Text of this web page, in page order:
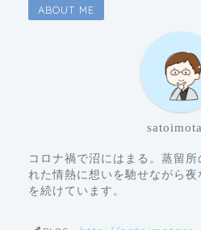
ABOUT ME
コロナ禍で沼にはまる。蒸留
れた情熱に想いを馳せながら
を続けています。